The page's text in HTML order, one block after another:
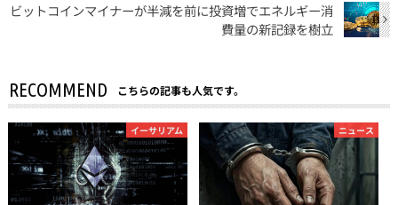
ビットコインマイナーが半減を前に投資増でエネルギー消
費量の新記録を樹立
RECOMMEND こちらの記事も人気です。
イーサリアム ニュース